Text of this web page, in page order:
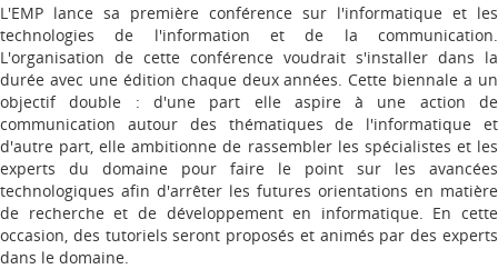
L'EMP lance sa première conférence sur l'informatique et les
technologies de l'information et de la communication.
L'organisation de cette conférence voudrait s'installer dans la
durée avec une édition chaque deux années. Cette biennale a un
objectif double : d'une part elle aspire à une action de
communication autour des thématiques de l'informatique et
d'autre part, elle ambitionne de rassembler les spécialistes et les
experts du domaine pour faire le point sur les avancées
technologiques afin d'arrêter les futures orientations en matière
de recherche et de développement en informatique. En cette
occasion, des tutoriels seront proposés et animés par des experts
dans le domaine.